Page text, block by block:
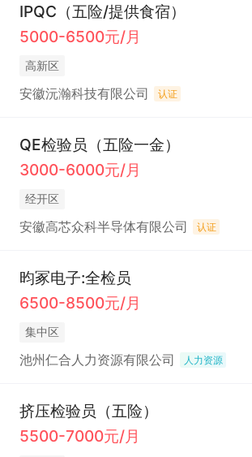
IPQC（五险/提供食宿）
5000-6500元/月
高新区
安徽沅瀚科技有限公司 认证
QE检验员（五险一金）
3000-6000元/月
经开区
安徽高芯众科半导体有限公司 认证
昀冢电子:全检员
6500-8500元/月
集中区
池州仁合人力资源有限公司 人力资源
挤压检验员（五险）
5500-7000元/月